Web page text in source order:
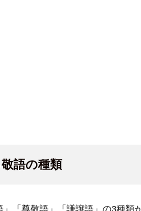
語の種類
「尊敬語」「謙譲語」の3種類